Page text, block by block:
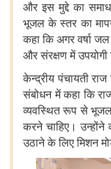
और इस मुद्दे का
भूजल के स्तर का
कहा कि अगर वर्षा जल
और संरक्षण में उपयोगी
केन्द्रीय पंचायती राज
संबोधन में कहा कि
व्यवस्थित रूप से
करने चाहिए। उन्होंने
उठाने के लिए मिशन